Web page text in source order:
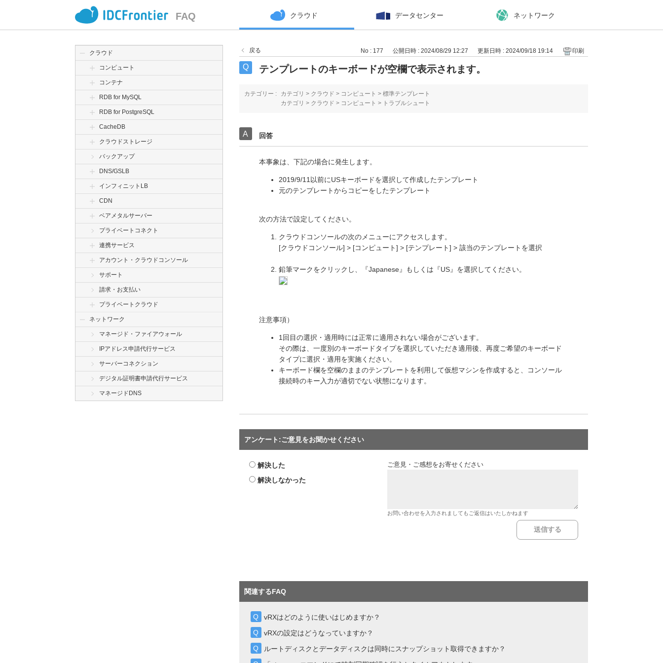
FAQ クラウド データセンター ネットワーク
クラウド
コンピュート
コンテナ
RDB for MySQL
RDB for PostgreSQL
CacheDB
クラウドストレージ
バックアップ
DNS/GSLB
インフィニットLB
CDN
ベアメタルサーバー
プライベートコネクト
連携サービス
アカウント・クラウドコンソール
サポート
請求・お支払い
プライベートクラウド
ネットワーク
マネージド・ファイアウォール
IPアドレス申請代行サービス
サーバーコネクション
デジタル証明書申請代行サービス
マネージドDNS
戻る No : 177 公開日時 : 2024/08/29 12:27 更新日時 : 2024/09/18 19:14 印刷
テンプレートのキーボードが空欄で表示されます。
カテゴリー : カテゴリ > クラウド > コンピュート > 標準テンプレート
カテゴリ > クラウド > コンピュート > トラブルシュート
回答
本事象は、下記の場合に発生します。
2019/9/11以前にUSキーボードを選択して作成したテンプレート
元のテンプレートからコピーをしたテンプレート
次の方法で設定してください。
クラウドコンソールの次のメニューにアクセスします。
[クラウドコンソール] > [コンピュート] > [テンプレート] > 該当のテンプレートを選択
鉛筆マークをクリックし、『Japanese』もしくは『US』を選択してください。
注意事項）
1回目の選択・適用時には正常に適用されない場合がございます。
その際は、一度別のキーボードタイプを選択していただき適用後、再度ご希望のキーボード
タイプに選択・適用を実施ください。
キーボード欄を空欄のままのテンプレートを利用して仮想マシンを作成すると、コンソール
接続時のキー入力が適切でない状態になります。
アンケート:ご意見をお聞かせください
解決した
解決しなかった
ご意見・ご感想をお寄せください
お問い合わせを入力されましてもご返信はいたしかねます
関連するFAQ
vRXはどのように使いはじめますか？
vRXの設定はどうなっていますか？
ルートディスクとデータディスクは同時にスナップショット取得できますか？